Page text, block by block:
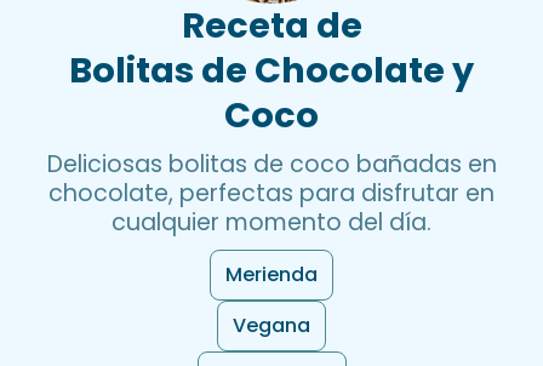
Receta de
Bolitas de Chocolate y
Coco
Deliciosas bolitas de coco bañadas en
chocolate, perfectas para disfrutar en
cualquier momento del día.
Merienda
Vegana